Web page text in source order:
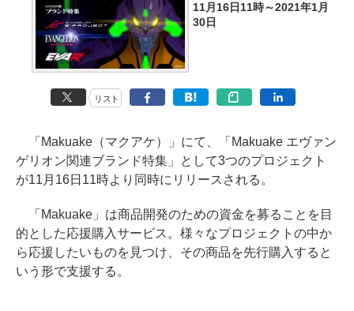
11月16日11時～2021年1月
30日
リスト
「Makuake（マクアケ）」にて、「Makuake エヴァン
ゲリオン関連ブランド特集」として3つのプロジェクト
が11月16日11時より同時にリリースされる。
「Makuake」は商品開発のための資金を募ることを目
的とした応援購入サービス。様々なプロジェクトの中か
ら応援したいものを見つけ、その商品を先行購入すると
いう形で支援する。